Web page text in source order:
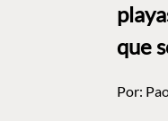
que
Por: